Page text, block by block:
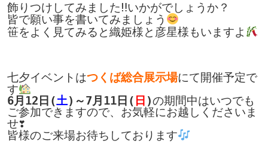
飾りつけしてみました‼いかがでしょうか？
皆で願い事を書いてみましょう
笹をよく見てみると織姫様と彦星様もいますよ
七夕イベントはつくば総合展示場にて開催予定で
す
6月12日(土)～7月11日( 日 )の期間中はいつでも
ご参加できますので、お気軽にお越しくださいま
せ❣
皆様のご来場お待ちしております